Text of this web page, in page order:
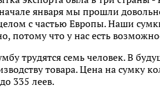
января мы прошли
с частью Европы. Наши
потому что у нас есть
трудятся семь человек. В
товара. Цена на сумку
335 леев.